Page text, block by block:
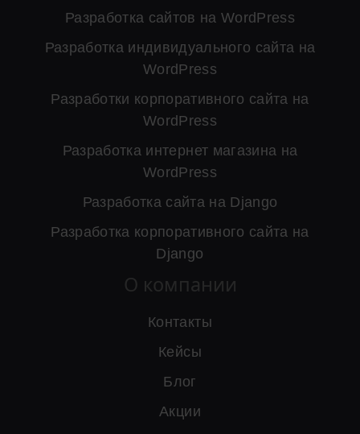
Разработка сайтов на WordPress
Разработка индивидуального сайта на
WordPress
Разработки корпоративного сайта на
WordPress
Разработка интернет магазина на
WordPress
Разработка сайта на Django
Разработка корпоративного сайта на
Django
О компании
Контакты
Кейсы
Блог
Акции